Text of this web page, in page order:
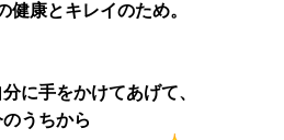
健康とキレイのため。
に手をかけてあげて、
うちから